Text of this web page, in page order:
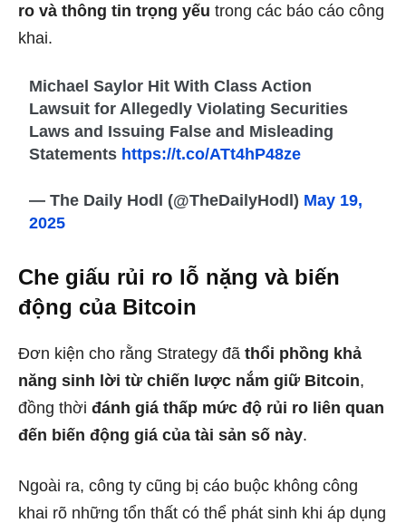
ro và thông tin trọng yếu trong các báo cáo công
khai.
Michael Saylor Hit With Class Action
Lawsuit for Allegedly Violating Securities
Laws and Issuing False and Misleading
Statements https://t.co/ATt4hP48ze
— The Daily Hodl (@TheDailyHodl) May 19,
2025
Che giấu rủi ro lỗ nặng và biến
động của Bitcoin
Đơn kiện cho rằng Strategy đã thổi phồng khả
năng sinh lời từ chiến lược nắm giữ Bitcoin,
đồng thời đánh giá thấp mức độ rủi ro liên quan
đến biến động giá của tài sản số này.
Ngoài ra, công ty cũng bị cáo buộc không công
khai rõ những tổn thất có thể phát sinh khi áp dụng